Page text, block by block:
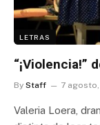
LETRAS
“¡Violencia!”
By Staff 7
Valeria Loera,